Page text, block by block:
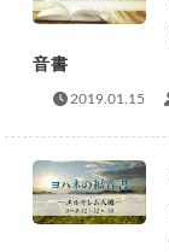
音書
2019.01.15